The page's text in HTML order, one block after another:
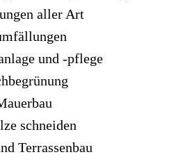
aller Art
und -pflege
schneiden
Terrassenbau